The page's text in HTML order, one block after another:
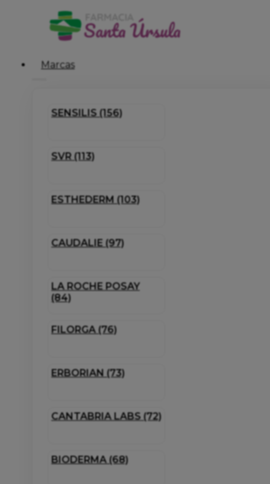
Marcas
SENSILIS (156)
SVR (113)
ESTHEDERM (103)
CAUDALIE (97)
LA ROCHE POSAY
(84)
FILORGA (76)
ERBORIAN (73)
CANTABRIA LABS (72)
BIODERMA (68)